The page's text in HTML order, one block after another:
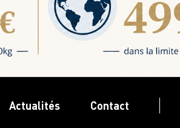
Actualités Contact